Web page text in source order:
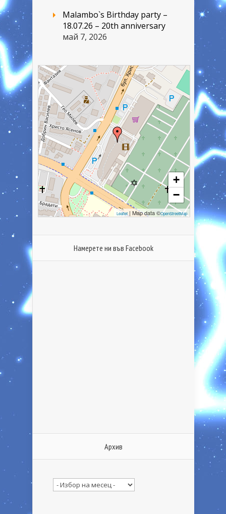
Malambo`s Birthday party –
18.07.26 – 20th anniversary
май 7, 2026
+
−
Leaflet | Map data ©OpenStreetMap
Намерете ни във Facebook
Архив
Архив